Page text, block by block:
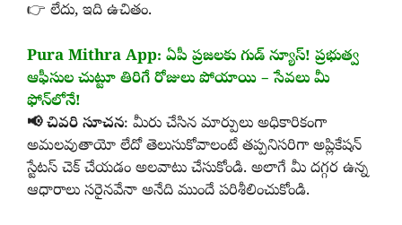
👉 లేదు, ఇది ఉచితం.
Pura Mithra App: ఏపీ ప్రజలకు గుడ్ న్యూస్! ప్రభుత్వ
ఆఫీసుల చుట్టూ తిరిగే రోజులు పోయాయి – సేవలు మీ
ఫోన్‌లోనే!
📢 చివరి సూచన: మీరు చేసిన మార్పులు అధికారికంగా
అమలవుతాయో లేదో తెలుసుకోవాలంటే తప్పనిసరిగా అప్లికేషన్
స్టేటస్ చెక్ చేయడం అలవాటు చేసుకోండి. అలాగే మీ దగ్గర ఉన్న
ఆధారాలు సరైనవేనా అనేది ముందే పరిశీలించుకోండి.